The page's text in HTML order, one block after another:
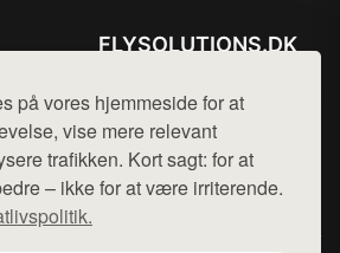
på vores hjemmeside for at
vise mere relevant
trafikken. Kort sagt: for at
– ikke for at være irriterende.
FLYSOLUTIONS.DK
Mail: hej@want.dk
Cookie- og privatlivspolitik